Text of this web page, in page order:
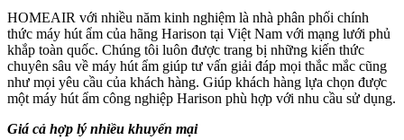
HOMEAIR với nhiều năm kinh nghiệm là nhà phân phối chính
thức máy hút ẩm của hãng Harison tại Việt Nam với mạng lưới phủ
khắp toàn quốc. Chúng tôi luôn được trang bị những kiến thức
chuyên sâu về máy hút ẩm giúp tư vấn giải đáp mọi thắc mắc cũng
như mọi yêu cầu của khách hàng. Giúp khách hàng lựa chọn được
một máy hút ẩm công nghiệp Harison phù hợp với nhu cầu sử dụng.
Giá cả hợp lý nhiều khuyến mại